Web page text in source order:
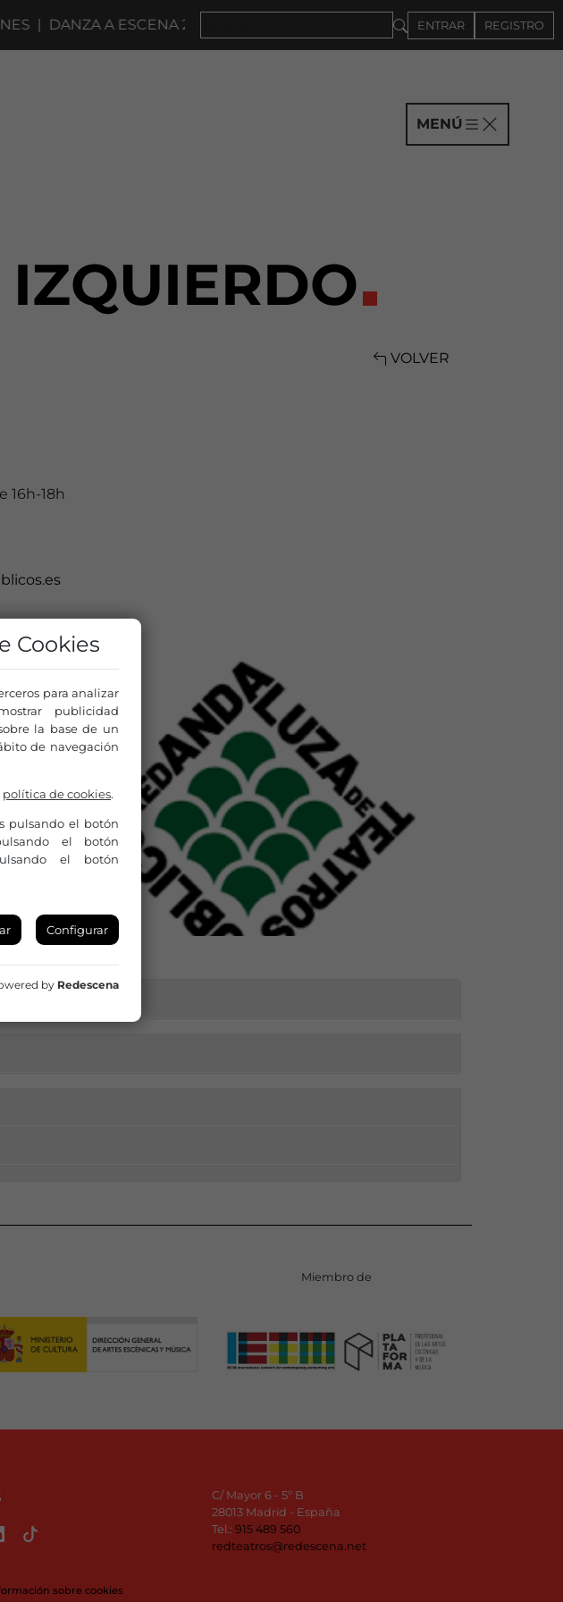
|DANZA A ESCENA 2027 · CONVOCATORIA A COMPAÑÍAS HASTA EL 4DE
ENTRAR REGISTRO
MENÚ
VOLVER
16h-18h
Miembro de
C/ Mayor 6 - 5º B
28013 Madrid - España
Tel.: 915 489 560
redteatros@redescena.net
sobre cookies
Cookies
para analizar
publicidad
la base de un
de navegación
política de cookies.
pulsando el botón
el botón
el botón
Configurar
by Redescena